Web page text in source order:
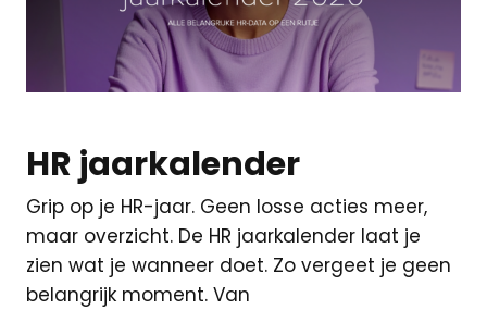
HR jaarkalender
Grip op je HR-jaar. Geen losse acties meer,
maar overzicht. De HR jaarkalender laat je
zien wat je wanneer doet. Zo vergeet je geen
belangrijk moment. Van